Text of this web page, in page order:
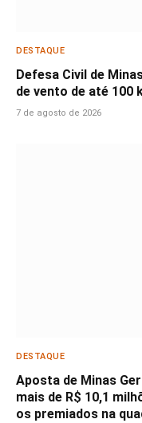
DESTAQUE
Defesa Civil de
de vento de até 100
7 de agosto de 2026
DESTAQUE
Aposta de Minas
mais de R$ 10,1
os premiados na